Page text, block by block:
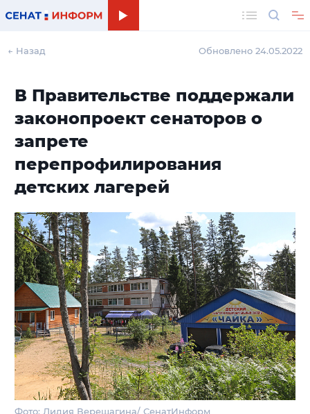
← Назад Обновлено 24.05.2022
В Правительстве поддержали
законопроект сенаторов о
запрете
перепрофилирования
детских лагерей
Фото: Лидия Верещагина/ СенатИнформ